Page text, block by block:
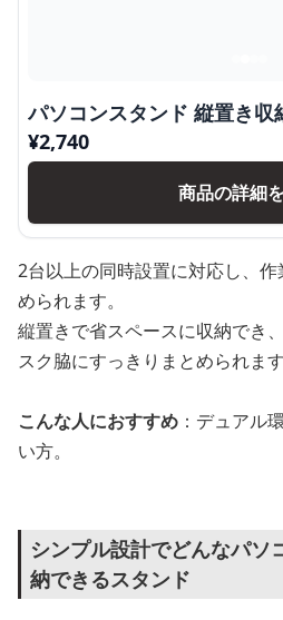
パソコンスタンド 縦置き収
¥2,740
商品の詳細
2台以上の同時設置に対応し、
められます。
縦置きで省スペースに収納でき
スク脇にすっきりまとめられます
こんな人におすすめ ：デュアル
い方。
シンプル設計でどんなパソ
納できるスタンド